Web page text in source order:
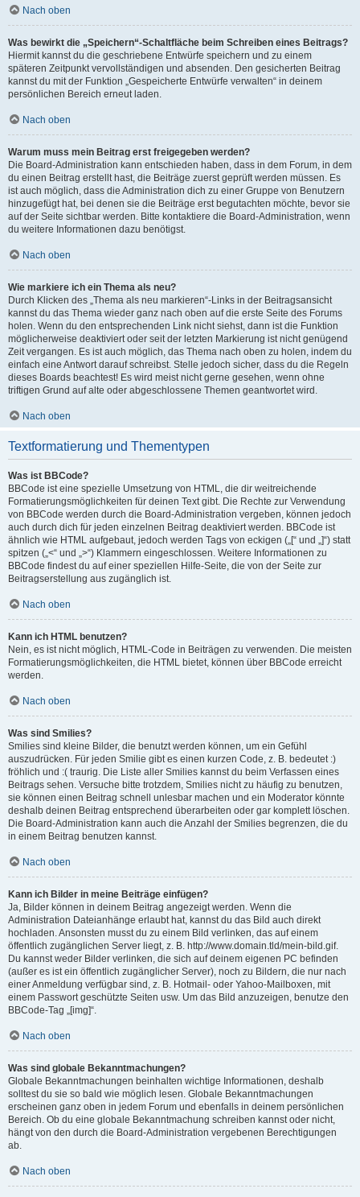
Nach oben
Was bewirkt die „Speichern“-Schaltfläche beim Schreiben eines Beitrags?
Hiermit kannst du die geschriebene Entwürfe speichern und zu einem
späteren Zeitpunkt vervollständigen und absenden. Den gesicherten Beitrag
kannst du mit der Funktion „Gespeicherte Entwürfe verwalten“ in deinem
persönlichen Bereich erneut laden.
Nach oben
Warum muss mein Beitrag erst freigegeben werden?
Die Board-Administration kann entschieden haben, dass in dem Forum, in dem
du einen Beitrag erstellt hast, die Beiträge zuerst geprüft werden müssen. Es
ist auch möglich, dass die Administration dich zu einer Gruppe von Benutzern
hinzugefügt hat, bei denen sie die Beiträge erst begutachten möchte, bevor sie
auf der Seite sichtbar werden. Bitte kontaktiere die Board-Administration, wenn
du weitere Informationen dazu benötigst.
Nach oben
Wie markiere ich ein Thema als neu?
Durch Klicken des „Thema als neu markieren“-Links in der Beitragsansicht
kannst du das Thema wieder ganz nach oben auf die erste Seite des Forums
holen. Wenn du den entsprechenden Link nicht siehst, dann ist die Funktion
möglicherweise deaktiviert oder seit der letzten Markierung ist nicht genügend
Zeit vergangen. Es ist auch möglich, das Thema nach oben zu holen, indem du
einfach eine Antwort darauf schreibst. Stelle jedoch sicher, dass du die Regeln
dieses Boards beachtest! Es wird meist nicht gerne gesehen, wenn ohne
triftigen Grund auf alte oder abgeschlossene Themen geantwortet wird.
Nach oben
Textformatierung und Thementypen
Was ist BBCode?
BBCode ist eine spezielle Umsetzung von HTML, die dir weitreichende
Formatierungsmöglichkeiten für deinen Text gibt. Die Rechte zur Verwendung
von BBCode werden durch die Board-Administration vergeben, können jedoch
auch durch dich für jeden einzelnen Beitrag deaktiviert werden. BBCode ist
ähnlich wie HTML aufgebaut, jedoch werden Tags von eckigen („[“ und „]“) statt
spitzen („<“ und „>“) Klammern eingeschlossen. Weitere Informationen zu
BBCode findest du auf einer speziellen Hilfe-Seite, die von der Seite zur
Beitragserstellung aus zugänglich ist.
Nach oben
Kann ich HTML benutzen?
Nein, es ist nicht möglich, HTML-Code in Beiträgen zu verwenden. Die meisten
Formatierungsmöglichkeiten, die HTML bietet, können über BBCode erreicht
werden.
Nach oben
Was sind Smilies?
Smilies sind kleine Bilder, die benutzt werden können, um ein Gefühl
auszudrücken. Für jeden Smilie gibt es einen kurzen Code, z. B. bedeutet :)
fröhlich und :( traurig. Die Liste aller Smilies kannst du beim Verfassen eines
Beitrags sehen. Versuche bitte trotzdem, Smilies nicht zu häufig zu benutzen,
sie können einen Beitrag schnell unlesbar machen und ein Moderator könnte
deshalb deinen Beitrag entsprechend überarbeiten oder gar komplett löschen.
Die Board-Administration kann auch die Anzahl der Smilies begrenzen, die du
in einem Beitrag benutzen kannst.
Nach oben
Kann ich Bilder in meine Beiträge einfügen?
Ja, Bilder können in deinem Beitrag angezeigt werden. Wenn die
Administration Dateianhänge erlaubt hat, kannst du das Bild auch direkt
hochladen. Ansonsten musst du zu einem Bild verlinken, das auf einem
öffentlich zugänglichen Server liegt, z. B. http://www.domain.tld/mein-bild.gif.
Du kannst weder Bilder verlinken, die sich auf deinem eigenen PC befinden
(außer es ist ein öffentlich zugänglicher Server), noch zu Bildern, die nur nach
einer Anmeldung verfügbar sind, z. B. Hotmail- oder Yahoo-Mailboxen, mit
einem Passwort geschützte Seiten usw. Um das Bild anzuzeigen, benutze den
BBCode-Tag „[img]“.
Nach oben
Was sind globale Bekanntmachungen?
Globale Bekanntmachungen beinhalten wichtige Informationen, deshalb
solltest du sie so bald wie möglich lesen. Globale Bekanntmachungen
erscheinen ganz oben in jedem Forum und ebenfalls in deinem persönlichen
Bereich. Ob du eine globale Bekanntmachung schreiben kannst oder nicht,
hängt von den durch die Board-Administration vergebenen Berechtigungen
ab.
Nach oben